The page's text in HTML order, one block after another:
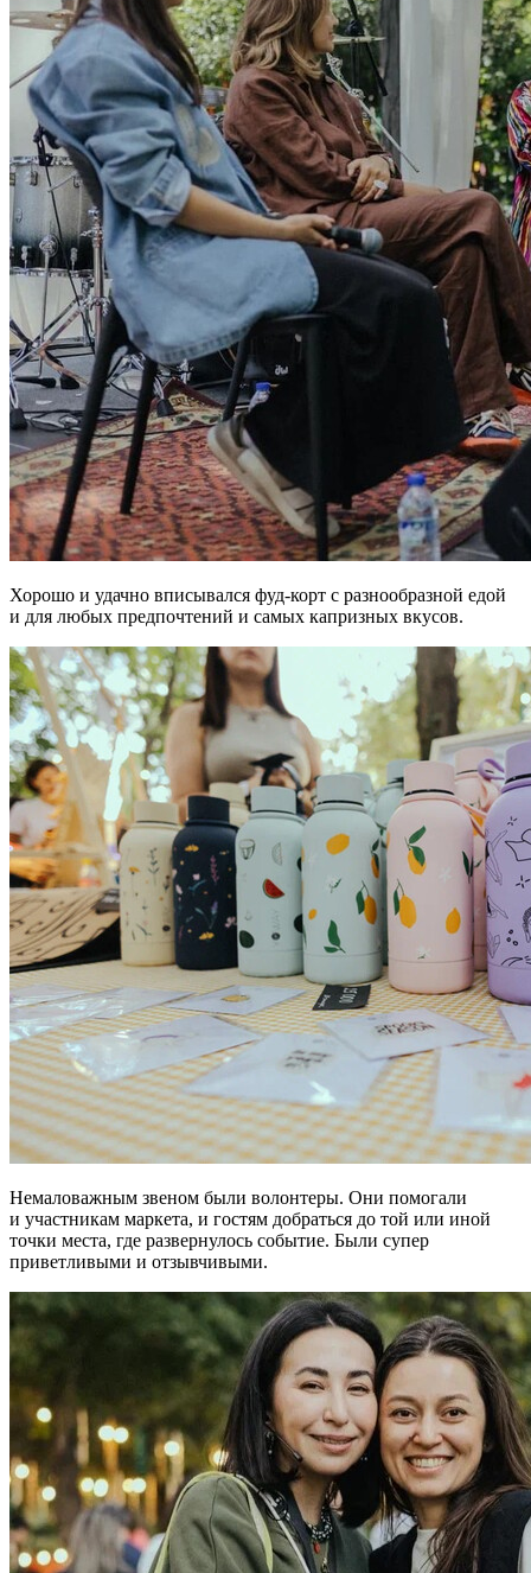
Хорошо и удачно вписывался фуд-корт с разнообразной едой
и для любых предпочтений и самых капризных вкусов.
Немаловажным звеном были волонтеры. Они помогали
и участникам маркета, и гостям добраться до той или иной
точки места, где развернулось событие. Были супер
приветливыми и отзывчивыми.